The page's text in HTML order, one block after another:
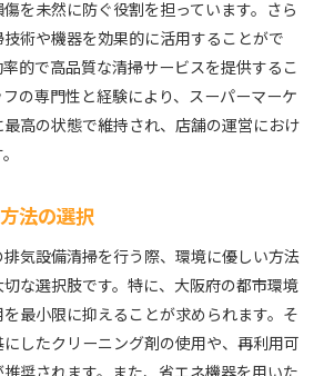
を未然に防ぐ役割を担っています。さら
術や機器を効果的に活用することがで
的で高品質な清掃サービスを提供するこ
の専門性と経験により、スーパーマーケ
高の状態で維持され、店舗の運営におけ
法の選択
気設備清掃を行う際、環境に優しい方法
な選択肢です。特に、大阪府の都市環境
最小限に抑えることが求められます。そ
したクリーニング剤の使用や、再利用可